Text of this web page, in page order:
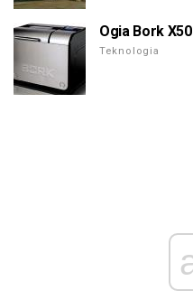
Ogia Bork
Teknologia